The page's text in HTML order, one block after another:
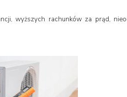
wyższych rachunków za prąd,